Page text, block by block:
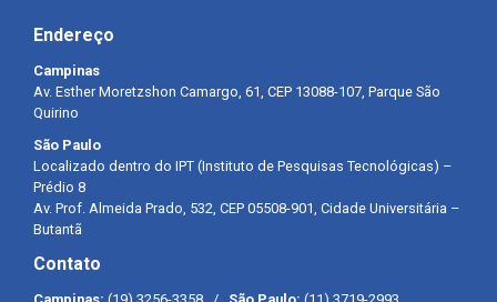
Endereço
Campinas
Av. Esther Moretzshon Camargo, 61, CEP 13088-107, Parque São
Quirino
São Paulo
Localizado dentro do IPT (Instituto de Pesquisas Tecnológicas) –
Prédio 8
Av. Prof. Almeida Prado, 532, CEP 05508-901, Cidade Universitária –
Butantã
Contato